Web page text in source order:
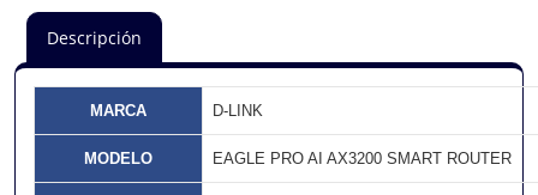
Descripción
MARCA D-LINK
MODELO EAGLE PRO AI AX3200 SMART ROUTER